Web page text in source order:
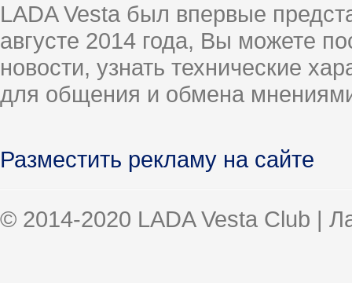
LADA Vesta был впервые
августе 2014 года, Вы можете
новости, узнать технические
для общения и обмена
Разместить рекламу на сайте
© 2014-2020 LADA Vesta Club |